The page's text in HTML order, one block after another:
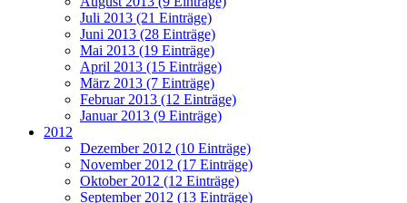
Juli 2013 (21 Einträge)
Juni 2013 (28 Einträge)
Mai 2013 (19 Einträge)
April 2013 (15 Einträge)
März 2013 (7 Einträge)
Februar 2013 (12 Einträge)
Januar 2013 (9 Einträge)
2012
Dezember 2012 (10 Einträge)
November 2012 (17 Einträge)
Oktober 2012 (12 Einträge)
September 2012 (13 Einträge)